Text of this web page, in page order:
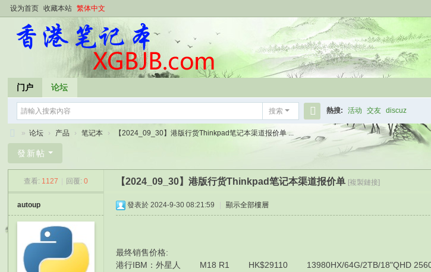
设为首页 收藏本站 繁体中文
门户 论坛
搜索
索
熱搜: 活动 交友 discuz
香
港
记
本
» 论坛 › 产品 › 笔记本 › 【2024_09_30】港版行货Thinkpad笔记本渠道报价单 ...
發新帖
查看: 1127 回覆: 0 【2024_09_30】港版行货Thinkpad笔记本渠道报价单 [複製鏈接]
autoup 發表於 2024-9-30 08:21:59 顯示全部樓層
最终销售价格:
港行IBM： 外星人 M18 R1 HK$29110 13980HX/64G/2TB/18"QHD